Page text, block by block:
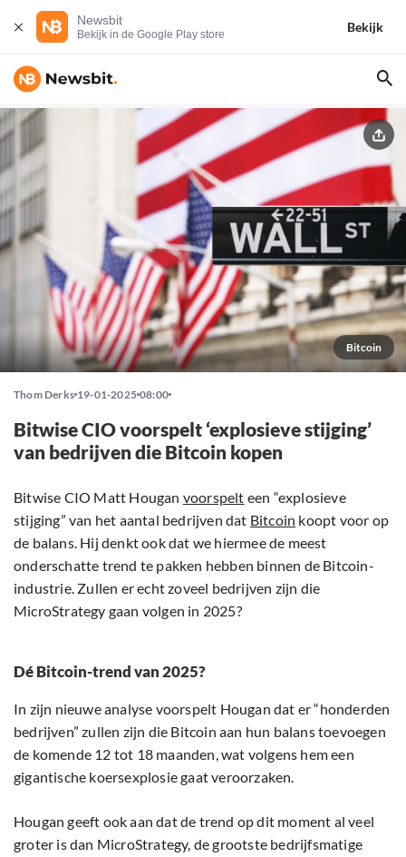
Newsbit
Bekijk in de Google Play store
Bekijk
Bitcoin
Thom Derks 19-01-2025 08:00
Bitwise CIO voorspelt ‘explosieve stijging’
van bedrijven die Bitcoin kopen
Bitwise CIO Matt Hougan voorspelt een “explosieve
stijging” van het aantal bedrijven dat Bitcoin koopt voor op
de balans. Hij denkt ook dat we hiermee de meest
onderschatte trend te pakken hebben binnen de Bitcoin-
industrie. Zullen er echt zoveel bedrijven zijn die
MicroStrategy gaan volgen in 2025?
Dé Bitcoin-trend van 2025?
In zijn nieuwe analyse voorspelt Hougan dat er “honderden
bedrijven” zullen zijn die Bitcoin aan hun balans toevoegen
de komende 12 tot 18 maanden, wat volgens hem een
gigantische koersexplosie gaat veroorzaken.
Hougan geeft ook aan dat de trend op dit moment al veel
groter is dan MicroStrategy, de grootste bedrijfsmatige